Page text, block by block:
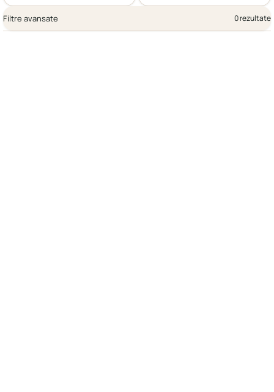
Filtre avansate 0 rezultate